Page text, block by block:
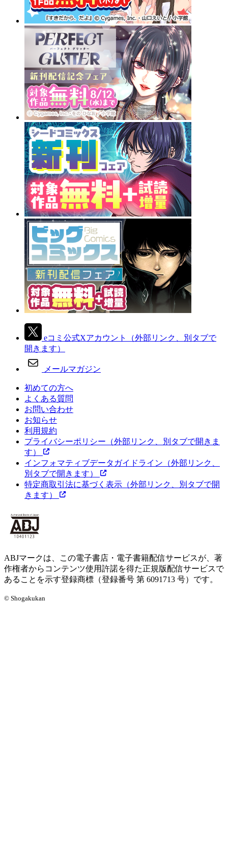
eコミ公式Xアカウント
（外部リンク、別タブで
開きます）
メールマガジン
初めての方へ
よくある質問
お問い合わせ
お知らせ
利用規約
プライバシーポリシー （外部リンク、別タブで開きま
す）
インフォマティブデータガイドライン （外部リンク、
別タブで開きます）
特定商取引法に基づく表示 （外部リンク、別タブで開
きます）
ABJマークは、この電子書店・電子書籍配信サービスが、著
作権者からコンテンツ使用許諾を得た正規版配信サービスで
あることを示す登録商標（登録番号 第 6091713 号）です。
© Shogakukan